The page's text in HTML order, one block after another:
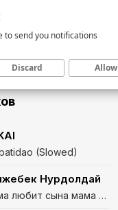
(Slowed)
Нурдолдай
Мама любит сына мама любит дочь (Полная версия)
to send you notifications
Discard Allow